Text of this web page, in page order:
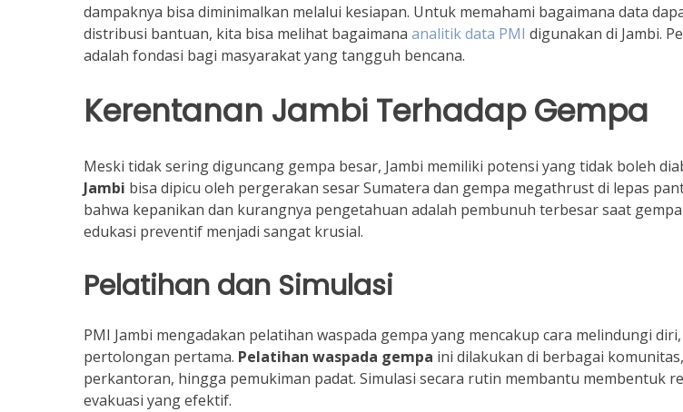
dampaknya bisa diminimalkan melalui kesiapan. Untuk memahami bagaimana data
distribusi bantuan, kita bisa melihat bagaimana analitik data PMI digunakan di Jambi.
adalah fondasi bagi masyarakat yang tangguh bencana.
Kerentanan Jambi Terhadap Gempa
Meski tidak sering diguncang gempa besar, Jambi memiliki potensi yang tidak boleh
Jambi bisa dipicu oleh pergerakan sesar Sumatera dan gempa megathrust di lepas
bahwa kepanikan dan kurangnya pengetahuan adalah pembunuh terbesar saat
edukasi preventif menjadi sangat krusial.
Pelatihan dan Simulasi
PMI Jambi mengadakan pelatihan waspada gempa yang mencakup cara melindungi
pertolongan pertama. Pelatihan waspada gempa ini dilakukan di berbagai
perkantoran, hingga pemukiman padat. Simulasi secara rutin membantu membentuk
evakuasi yang efektif.